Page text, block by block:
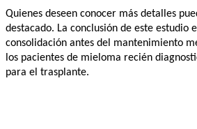
Quienes deseen conocer más detalles
destacado. La conclusión de este estudio
consolidación antes del mantenimiento
los pacientes de mieloma recién
para el trasplante.